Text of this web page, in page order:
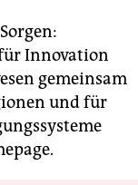
Innovation
gemeinsam
und für